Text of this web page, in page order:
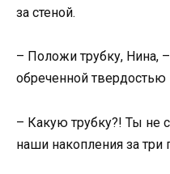
за стеной.
– Положи трубку, Нина,
обреченной твердостью
– Какую трубку?! Ты не
наши накопления за три